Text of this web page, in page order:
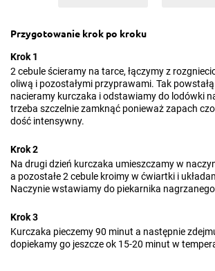
Przygotowanie krok po kroku
Krok 1
2 cebule ścieramy na tarce, łączymy z
oliwą i pozostałymi przyprawami. Tak
nacieramy kurczaka i odstawiamy do lodówki
trzeba szczelnie zamknąć ponieważ zapach
dość intensywny.
Krok 2
Na drugi dzień kurczaka umieszczamy w
a pozostałe 2 cebule kroimy w ćwiartki i
Naczynie wstawiamy do piekarnika
Krok 3
Kurczaka pieczemy 90 minut a następnie
dopiekamy go jeszcze ok 15-20 minut w